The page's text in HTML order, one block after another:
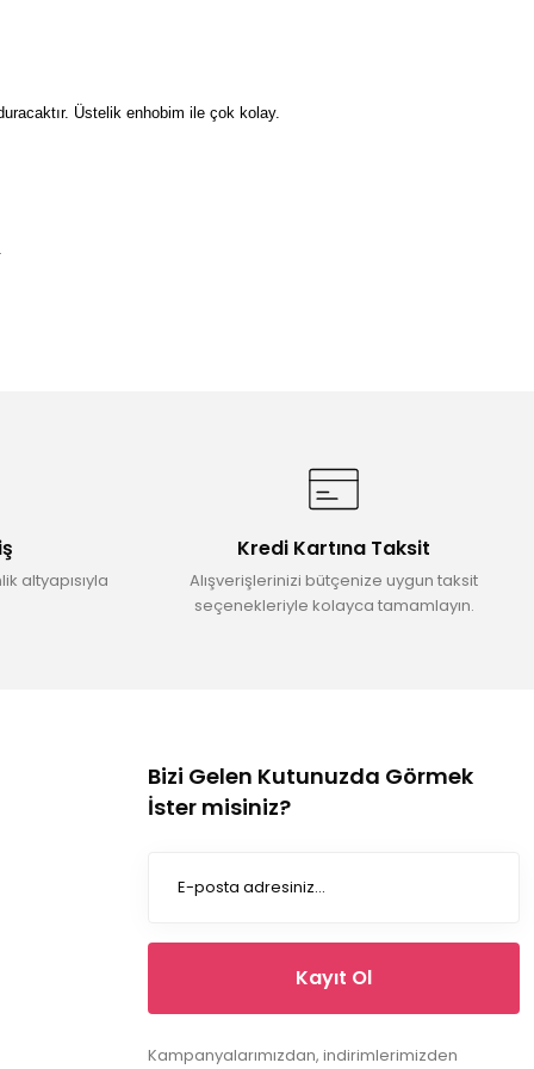
Üstelik enhobim ile çok kolay.
altyapısıyla
Kredi Kartına Taksit
Alışverişlerinizi bütçenize uygun taksit
seçenekleriyle kolayca tamamlayın.
Bizi Gelen Kutunuzda Görmek
İster misiniz?
Kayıt Ol
Kampanyalarımızdan, indirimlerimizden